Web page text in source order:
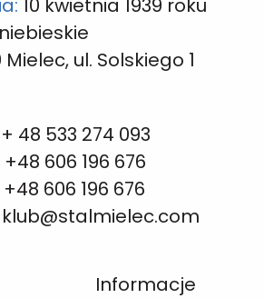
ul. Solskiego 1
+ 48 533 274 093
+48 606 196 676
+48 606 196 676
klub@stalmielec.com
Informacje